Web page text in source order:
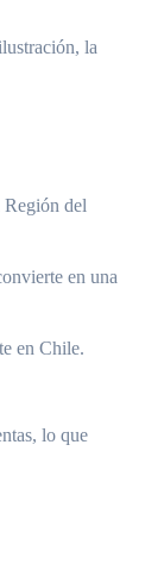
la
del
en una
en Chile.
lo que